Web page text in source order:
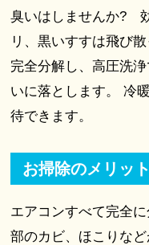
臭いはしませんか?
リ、黒いすすは飛び
完全分解し、高圧洗
いに落とします。 冷
待できます。
お掃除のメリット
エアコンすべて完全
部のカビ、ほこりな